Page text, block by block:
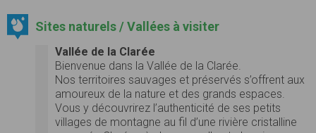
Sites naturels / Vallées à visiter
Vallée de la Clarée
Bienvenue dans la Vallée de la Clarée.
Nos territoires sauvages et préservés s’offrent aux
amoureux de la nature et des grands espaces.
Vous y découvrirez l’authenticité de ses petits
villages de montagne au fil d’une rivière cristalline